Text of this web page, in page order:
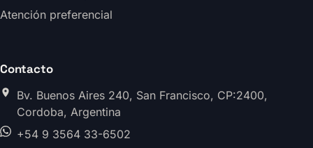
Atención preferencial
Contacto
Bv. Buenos Aires 240, San Francisco, CP:2400,
Cordoba, Argentina
+54 9 3564 33-6502